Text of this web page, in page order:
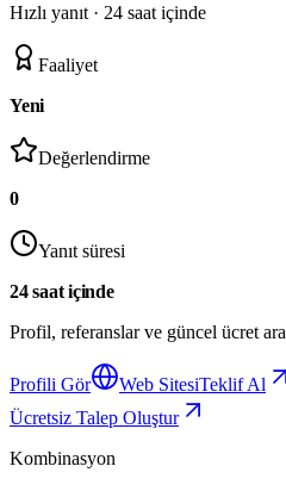
Hızlı yanıt · 24 saat içinde
Faaliyet
Yeni
Değerlendirme
0
Yanıt süresi
24 saat içinde
Profil, referanslar ve güncel ücret
Profili Gör Web SitesiTeklif Al
Ücretsiz Talep Oluştur
Kombinasyon